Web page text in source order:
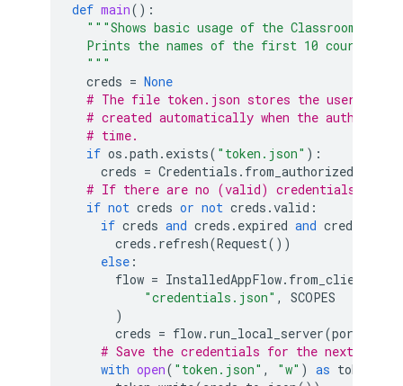
def main():
"""Shows basic usage of the Classroom API.
Prints the names of the first 10 courses
  """
creds = None
# The file token.json stores the user's
# created automatically when the
# time.
if os .path . exists( "token.json" ):
creds = Credentials .
# If there are no (valid) credentials
if not creds or not creds .valid :
if creds and creds . expired and creds
creds . refresh(Request())
else :
flow = InstalledAppFlow.
"credentials.json" ,
SCOPES
)
creds = flow. run_local_server(port
# Save the credentials for the next run
with open( "token.json" , "w" ) as token